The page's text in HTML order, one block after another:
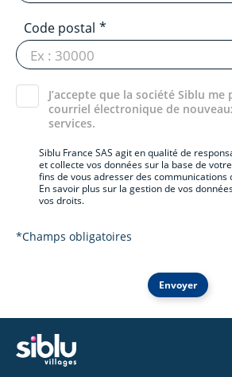
Code postal
J’accepte que la société Siblu
courriel électronique de
services.
Siblu France SAS agit en qualité de
et collecte vos données sur la base de
fins de vous adresser des communications
En savoir plus sur la gestion de vos
vos droits.
*Champs obligatoires
Envoyer